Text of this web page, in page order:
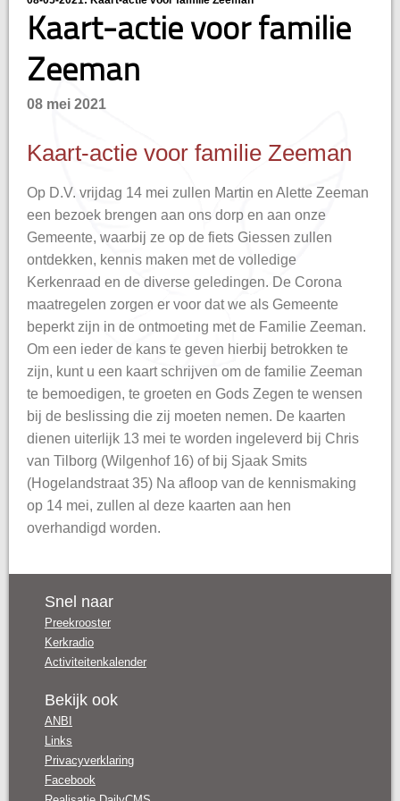
Kaart-actie voor familie
Zeeman
08 mei 2021
Kaart-actie voor familie Zeeman
Op D.V. vrijdag 14 mei zullen Martin en Alette Zeeman
een bezoek brengen aan ons dorp en aan onze
Gemeente, waarbij ze op de fiets Giessen zullen
ontdekken, kennis maken met de volledige
Kerkenraad en de diverse geledingen. De Corona
maatregelen zorgen er voor dat we als Gemeente
beperkt zijn in de ontmoeting met de Familie Zeeman.
Om een ieder de kans te geven hierbij betrokken te
zijn, kunt u een kaart schrijven om de familie Zeeman
te bemoedigen, te groeten en Gods Zegen te wensen
bij de beslissing die zij moeten nemen. De kaarten
dienen uiterlijk 13 mei te worden ingeleverd bij Chris
van Tilborg (Wilgenhof 16) of bij Sjaak Smits
(Hogelandstraat 35) Na afloop van de kennismaking
op 14 mei, zullen al deze kaarten aan hen
overhandigd worden.
Snel naar
Preekrooster
Kerkradio
Activiteitenkalender
Bekijk ook
ANBI
Links
Privacyverklaring
Facebook